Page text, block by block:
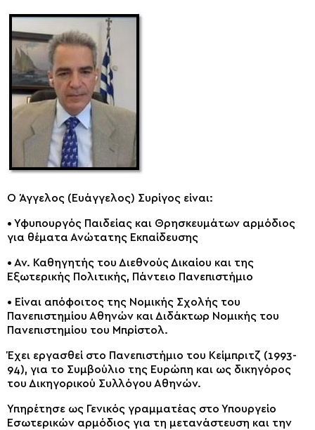
Ο Άγγελος (Ευάγγελος) Συρίγος είναι:
• Υφυπουργός Παιδείας και Θρησκευμάτων αρμόδιος
για θέματα Ανώτατης Εκπαίδευσης
• Αν. Καθηγητής του Διεθνούς Δικαίου και της
Εξωτερικής Πολιτικής, Πάντειο Πανεπιστήμιο
• Είναι απόφοιτος της Νομικής Σχολής του
Πανεπιστημίου Αθηνών και Διδάκτωρ Νομικής του
Πανεπιστημίου του Μπρίστολ.
Έχει εργασθεί στο Πανεπιστήμιο του Κείμπριτζ (1993-
94), για το Συμβούλιο της Ευρώπη και ως δικηγόρος
του Δικηγορικού Συλλόγου Αθηνών.
Υπηρέτησε ως Γενικός γραμματέας στο Υπουργείο
Εσωτερικών αρμόδιος για τη μετανάστευση και την